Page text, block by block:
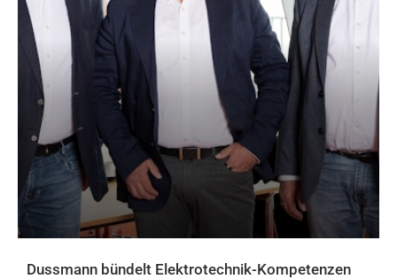
Dussmann bündelt Elektrotechnik-Kompetenzen